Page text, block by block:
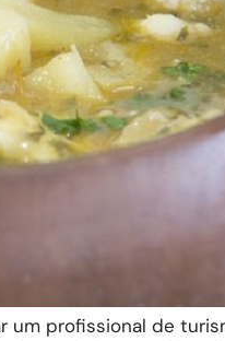
um profissional de